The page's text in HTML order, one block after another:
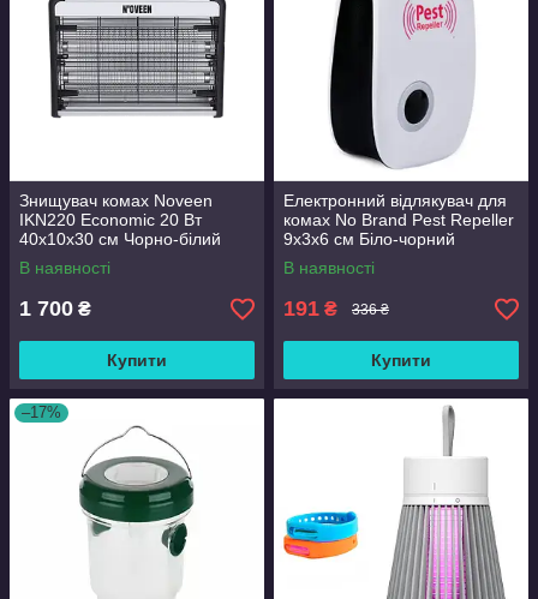
Знищувач комах Noveen
IKN220 Economic 20 Вт
40х10х30 см Чорно-білий
В наявності
1 700 ₴
Купити
Електронний відлякувач для
комах No Brand Pest Repeller
9x3x6 см Біло-чорний
(2104618538)
В наявності
191 ₴ 336 ₴
Купити
–17%